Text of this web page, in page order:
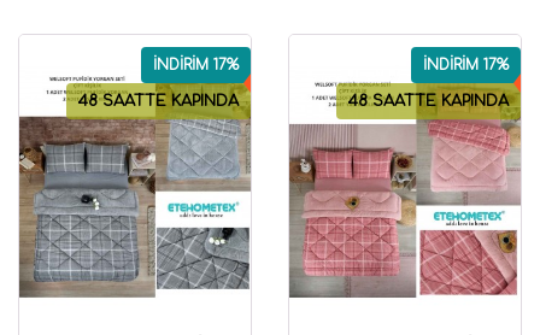
48 SAATTE KAPINDA
İNDİRİM 17%
48 SAATTE KAPINDA
İNDİRİM 17%